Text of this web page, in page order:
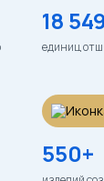
18
единиц
550+